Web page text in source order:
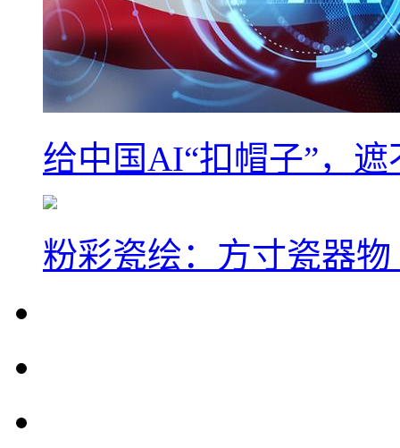
给中国AI“扣帽子”，
粉彩瓷绘：方寸瓷器